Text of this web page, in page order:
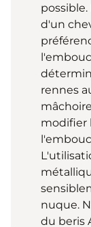
d'un
rennes
modifier
nuque.
du beris